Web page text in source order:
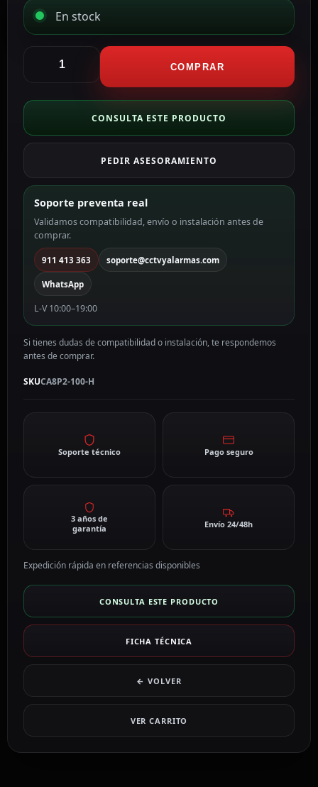
En stock
8
de
señal
de
alimentación
CA8P2-
100-
cantidad
COMPRAR
CONSULTA ESTE PRODUCTO
PEDIR ASESORAMIENTO
Soporte preventa real
Validamos compatibilidad, envío o instalación antes de
comprar.
911 413 363 soporte@cctvyalarmas.com
WhatsApp
L-V 10:00–19:00
Si tienes dudas de compatibilidad o instalación, te respondemos
antes de comprar.
SKUCA8P2-100-H
Soporte técnico Pago seguro
3 años de
garantía
Envío 24/48h
Expedición rápida en referencias disponibles
CONSULTA ESTE PRODUCTO
FICHA TÉCNICA
← VOLVER
VER CARRITO